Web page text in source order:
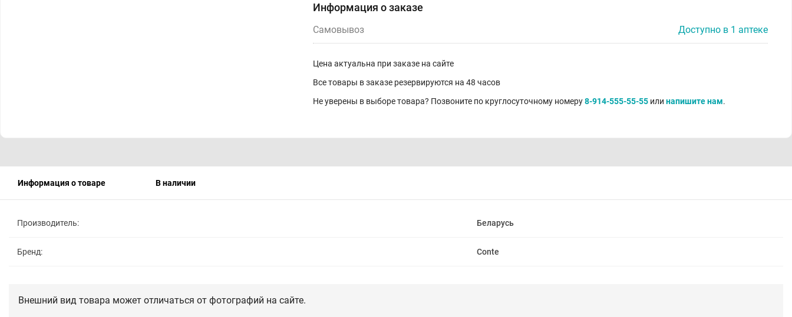
Информация о заказе
Самовывоз Доступно в 1 аптеке
Цена актуальна при заказе на сайте
Все товары в заказе резервируются на 48 часов
Не уверены в выборе товара? Позвоните по круглосуточному номеру8-914-555-55-55 или напишите нам.
Информация о товаре В наличии
Производитель: Беларусь
Бренд: Conte
Внешний вид товара может отличаться от фотографий на сайте.